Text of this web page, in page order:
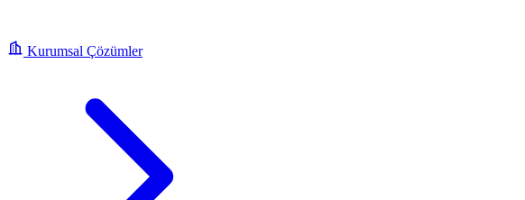
Kurumsal Çözümler